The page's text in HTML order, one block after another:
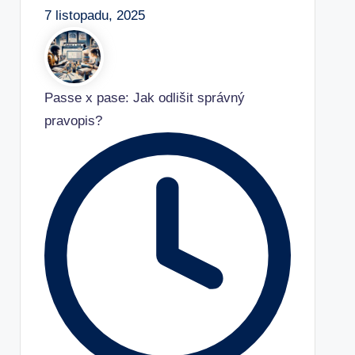
7 listopadu, 2025
Passe x pase: Jak odlišit správný
pravopis?